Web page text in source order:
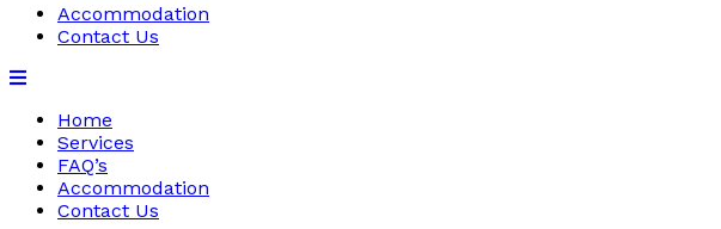
Accommodation
Contact Us
Home
Services
FAQ’s
Accommodation
Contact Us